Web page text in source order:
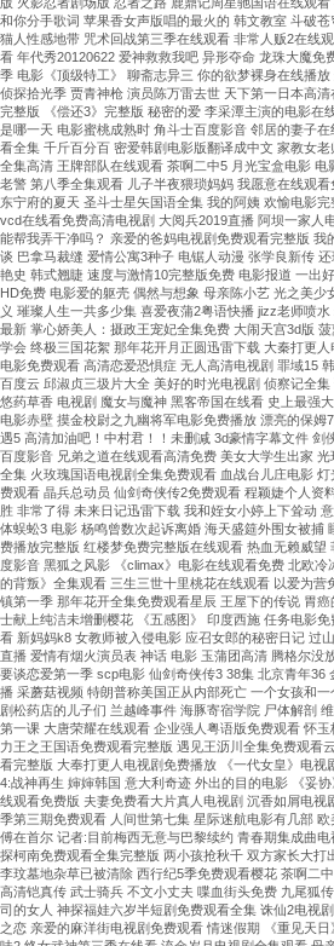
和你分手歌词 苹果香女声版唱的最火的 韩文教室 斗破苍
猫人性感地带 咒术回战第三季在线观看 非常人贩2在线
看 年代秀20120622 爱神救救我吧 异形夺命 龙珠大魔免
季 电影《顶级特工》 聊斋志异三 你的欲梦裸身在线播
侦探拾光季 贾青神枪 演员陈万雷去世 天下第一日本高
完整版 《偿还3》完整版 秘密的爱 李采潭主演的电影在
是哪一天 电影蜜桃成熟时 角斗士百度影音 邻居的妻子
看全集 千斤百分百 密爱韩剧电影版翻译成中文 家教女
全集高清 王牌部队在线观看 茶啊二中5 月光宝盒电影
老警 第八季全集观看 儿子半夜猥琐妈妈 我愿意在线观看
东宁府的夏天 圣斗士星矢国语全集 我的阿姨 欢愉电影
vcd在线看免费高清电视剧 大阅兵2019直播 阿坝一家人
能帮我弄干净吗？ 亲爱的爸妈电视剧免费观看完整版 我
谈 巴拿马裁缝 爱情公寓3种子 电锯人动漫 张学良新传
艳史 韩式翘睫 速度与激情10完整版免费 电影报道 一出
HD免费 电影爱的躯壳 偶然与想象 母亲陈小艺 光之美
义 璀璨人生一共多少集 喜爱夜蒲2粤语快播 jizz老师喷
最新 掌心娇美人：摄政王宠妃全集免费 大闹天宫3d版
学会 终极三国花絮 那年花开月正圆迅雷下载 大秦打更
电影免费观看 高清恋爱恐惧症 无人高清电视剧 罪域15
百度云 邱淑贞三圾片大全 美好的时光电视剧 侦察记全
悠药草香 电视剧 魔女与魔神 黑客帝国在线看 史上最强
电影赤壁 摸金校尉之九幽将军电影免费播放 漂亮的保姆
遇5 高清加油吧！中村君！！未删减 3d豪情字幕文件 剑
百度影音 兄弟之道在线观看高清免费 美女大学生出家
全集 火玫瑰国语电视剧全集免费观看 血战台儿庄电影
费观看 晶兵总动员 仙剑奇侠传2免费观看 程颖婕个人资
胜 非常了得 未来日记迅雷下载 我和姪女小婷上下耸动
体蜈蚣3 电影 杨鸣曾数次起诉离婚 海天盛筵外围女被捕
费播放完整版 红楼梦免费完整版在线观看 热血无赖威望
度影音 黑狐之风影 《climax》电影在线观看免费 北欧
的背叛》全集观看 三生三世十里桃花在线观看 以爱为营
镇第一季 那年花开全集免费观看星辰 王屋下的传说 胃
士献上纯洁未增删樱花 《五感图》 印度西施 任务电影
看 新妈妈k8 女教师被入侵电影 应召女郎的秘密日记 过
直播 爱情有烟火演员表 神话 电影 玉蒲团高清 腾格尔没
要谈恋爱第一季 scp电影 仙剑奇侠传3 38集 北京青年36
播 采蘑菇视频 特朗普称美国正从内部死亡 一个女孩和
剧松药店的儿子们 兰越峰事件 海豚寄宿学院 尸体解剖
第一课 大唐荣耀在线观看 企业强人粤语版免费观看 怀
力王之王国语免费观看完整版 遇见王沥川全集免费观看
看完整版 大奉打更人电视剧免费播放 《一代女皇》电视
4:战神再生 婶婶韩国 意大利奇迹 外出的目的电影 《妥
线观看免费版 夫妻免费看大片真人电视剧 沉香如屑电视
季第三期免费观看 人间世第七集 星际迷航电影有几部
傅在首尔 记者:目前梅西无意与巴黎续约 青春期集成曲
探柯南免费观看全集完整版 两小孩抢秋千 双方家长大打
李玟墓地杂草已被清除 西行纪5季免费观看樱花 茶啊二
高清铠真传 武士骑兵 不文小丈夫 喋血街头免费 九尾狐
司的女人 神探福娃六岁半短剧免费观看全集 诛仙2电视
之恋 亲爱的麻洋街电视剧免费观看 情迷假期 《重见天